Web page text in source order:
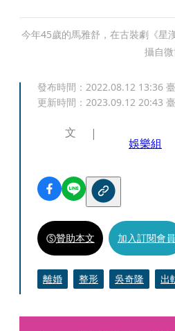
今年45歲的馬雅舒，在古裝劇《星
攝自微
發布時間： 2022.08.12 13:36
更新時間： 2023.09.12 20:43
文
娛樂組
贊助本文 加入訂閱會員
離婚 整形 吳奇隆 出